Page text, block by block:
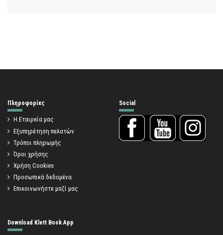
Πληροφορίες
Η Εταιρεία μας
Εξυπηρέτηση πελατών
Τρόποι πληρωμής
Όροι χρήσης
Χρήση Cookies
Προσωπικά δεδομένα
Επικοινωνήστε μαζί μας
Social
Download Klett Book App